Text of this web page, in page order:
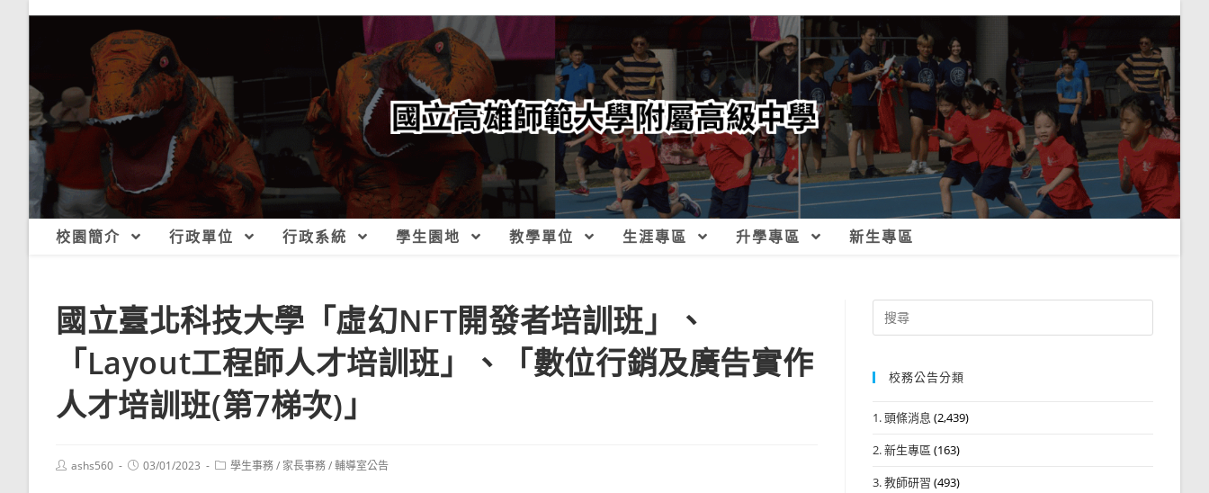
校園簡介 行政單位 行政系統 學生園地 教學單位 生涯專區 升學專區 新生專區
國立臺北科技大學「虛幻NFT開發者培訓班」、
「Layout工程師人才培訓班」、「數位行銷及廣告實作
人才培訓班(第7梯次)」
Postashs560
Post03/01/2023
Post學生事務/ 家長事務/輔導室公告
Search
for:
校務公告分類
1. 頭條消息 (2,439)
2. 新生專區 (163)
3. 教師研習 (493)